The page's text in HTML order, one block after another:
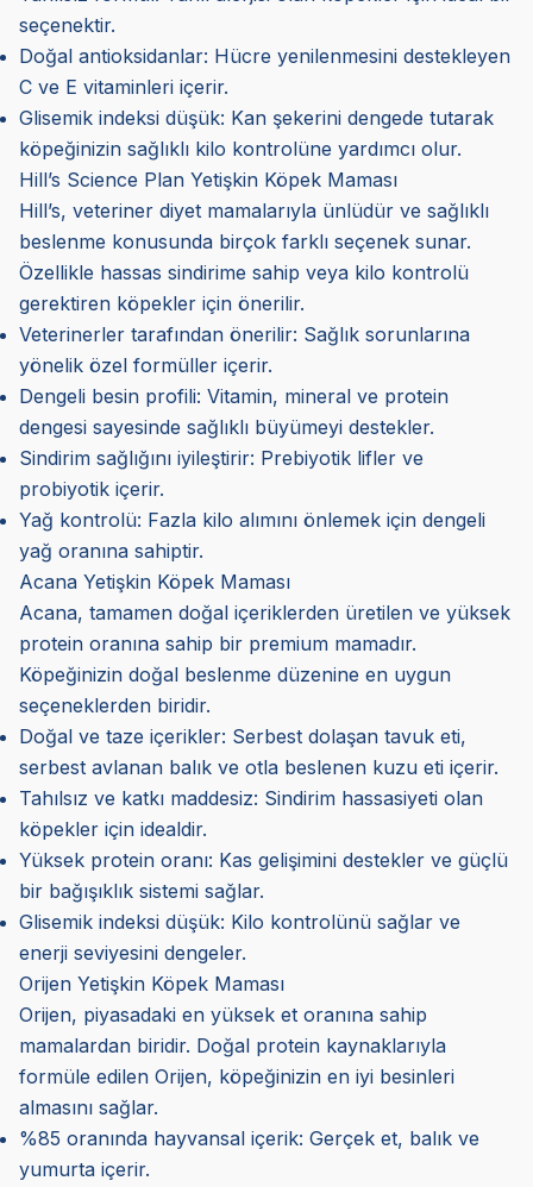
seçenektir.
Doğal antioksidanlar: Hücre yenilenmesini destekleyen
C ve E vitaminleri içerir.
Glisemik indeksi düşük: Kan şekerini dengede tutarak
köpeğinizin sağlıklı kilo kontrolüne yardımcı olur.
Hill’s Science Plan Yetişkin Köpek Maması
Hill’s, veteriner diyet mamalarıyla ünlüdür ve sağlıklı
beslenme konusunda birçok farklı seçenek sunar.
Özellikle hassas sindirime sahip veya kilo kontrolü
gerektiren köpekler için önerilir.
Veterinerler tarafından önerilir: Sağlık sorunlarına
yönelik özel formüller içerir.
Dengeli besin profili: Vitamin, mineral ve protein
dengesi sayesinde sağlıklı büyümeyi destekler.
Sindirim sağlığını iyileştirir: Prebiyotik lifler ve
probiyotik içerir.
Yağ kontrolü: Fazla kilo alımını önlemek için dengeli
yağ oranına sahiptir.
Acana Yetişkin Köpek Maması
Acana, tamamen doğal içeriklerden üretilen ve yüksek
protein oranına sahip bir premium mamadır.
Köpeğinizin doğal beslenme düzenine en uygun
seçeneklerden biridir.
Doğal ve taze içerikler: Serbest dolaşan tavuk eti,
serbest avlanan balık ve otla beslenen kuzu eti içerir.
Tahılsız ve katkı maddesiz: Sindirim hassasiyeti olan
köpekler için idealdir.
Yüksek protein oranı: Kas gelişimini destekler ve güçlü
bir bağışıklık sistemi sağlar.
Glisemik indeksi düşük: Kilo kontrolünü sağlar ve
enerji seviyesini dengeler.
Orijen Yetişkin Köpek Maması
Orijen, piyasadaki en yüksek et oranına sahip
mamalardan biridir. Doğal protein kaynaklarıyla
formüle edilen Orijen, köpeğinizin en iyi besinleri
almasını sağlar.
%85 oranında hayvansal içerik: Gerçek et, balık ve
yumurta içerir.